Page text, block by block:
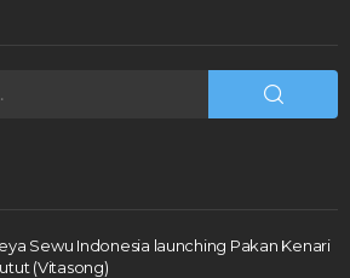
Sewu Indonesia launching Pakan Kenari
(Vitasong)